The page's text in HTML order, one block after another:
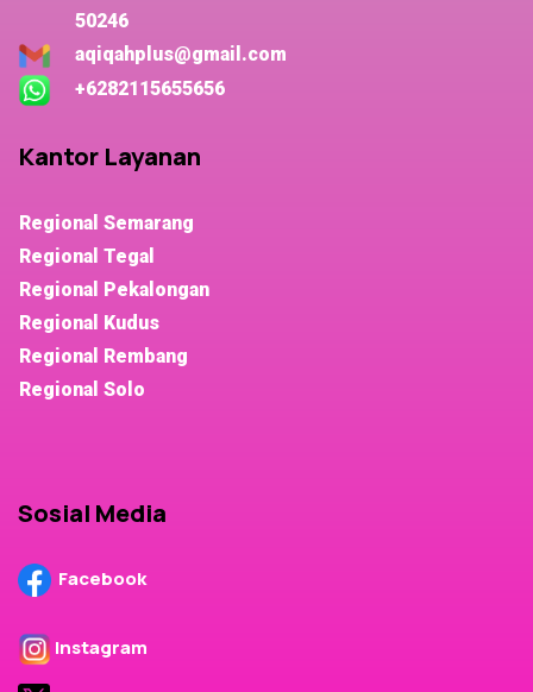
50246
aqiqahplus@gmail.com
+6282115655656
Kantor Layanan
Regional Semarang
Regional Tegal
Regional Pekalongan
Regional Kudus
Regional Rembang
Regional Solo
Sosial Media
Facebook
Instagram